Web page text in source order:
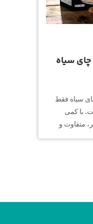
سیاه فقط
با کمی
متفاوت و